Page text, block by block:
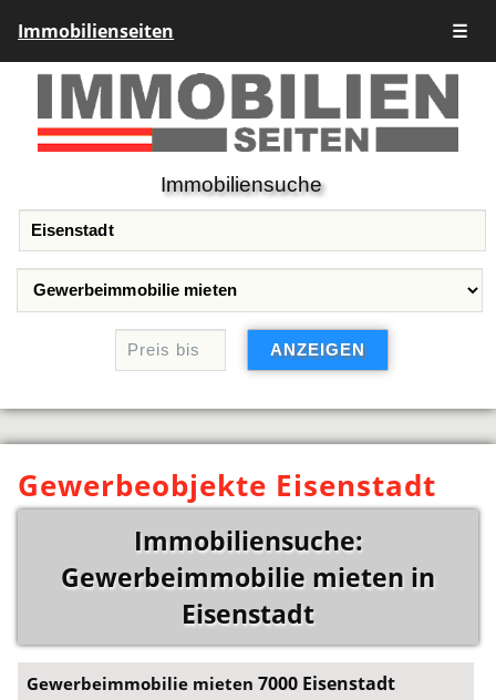
Immobilienseiten ☰
Immobiliensuche
Gewerbeobjekte Eisenstadt
Immobiliensuche:
Gewerbeimmobilie mieten in
Eisenstadt
Gewerbeimmobilie mieten7000 Eisenstadt